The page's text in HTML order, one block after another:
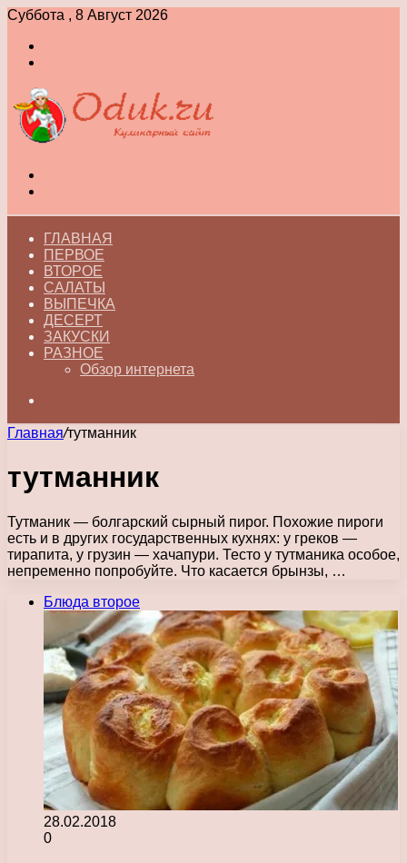
Суббота , 8 Август 2026
ГЛАВНАЯ
ПЕРВОЕ
ВТОРОЕ
САЛАТЫ
ВЫПЕЧКА
ДЕСЕРТ
ЗАКУСКИ
РАЗНОЕ
Обзор интернета
Главная/тутманник
тутманник
Тутманик — болгарский сырный пирог. Похожие пироги
есть и в других государственных кухнях: у греков —
тирапита, у грузин — хачапури. Тесто у тутманика особое,
непременно попробуйте. Что касается брынзы, …
Блюда второе
28.02.2018
0